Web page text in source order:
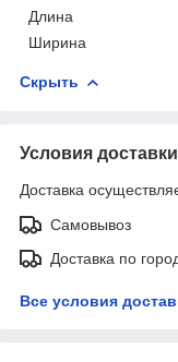
Длина
Ширина
Скрыть
Условия доставки
Доставка
Самовывоз
Доставка по
Все условия